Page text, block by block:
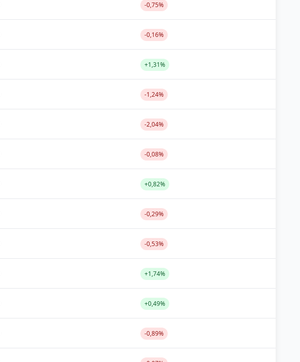
-0,75%
-0,16%
+1,31%
-1,24%
-2,04%
-0,08%
+0,82%
-0,29%
-0,53%
+1,74%
+0,49%
-0,89%